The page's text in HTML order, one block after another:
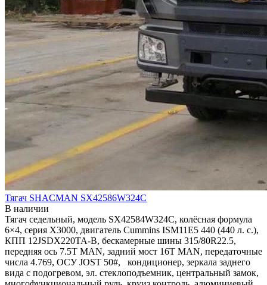
Тягач SHACMAN SX42586W324C
В наличии
Тягач седельный, модель SX42584W324C, колёсная формула
6×4, серия X3000, двигатель Cummins ISM11E5 440 (440 л. с.),
КПП 12JSDX220TA-B, бескамерные шины 315/80R22.5,
передняя ось 7.5T MAN, задний мост 16T MAN, передаточные
числа 4.769, ОСУ JOST 50#, кондиционер, зеркала заднего
вида с подогревом, эл. стеклоподъемник, центральный замок,